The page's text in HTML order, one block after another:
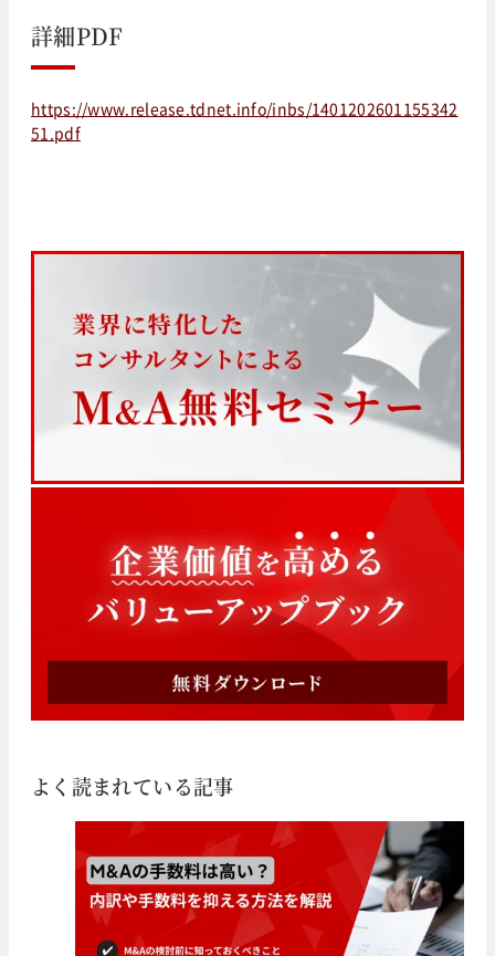
詳細PDF
https://www.release.tdnet.info/inbs/1401202601155342
51.pdf
よく読まれている記事